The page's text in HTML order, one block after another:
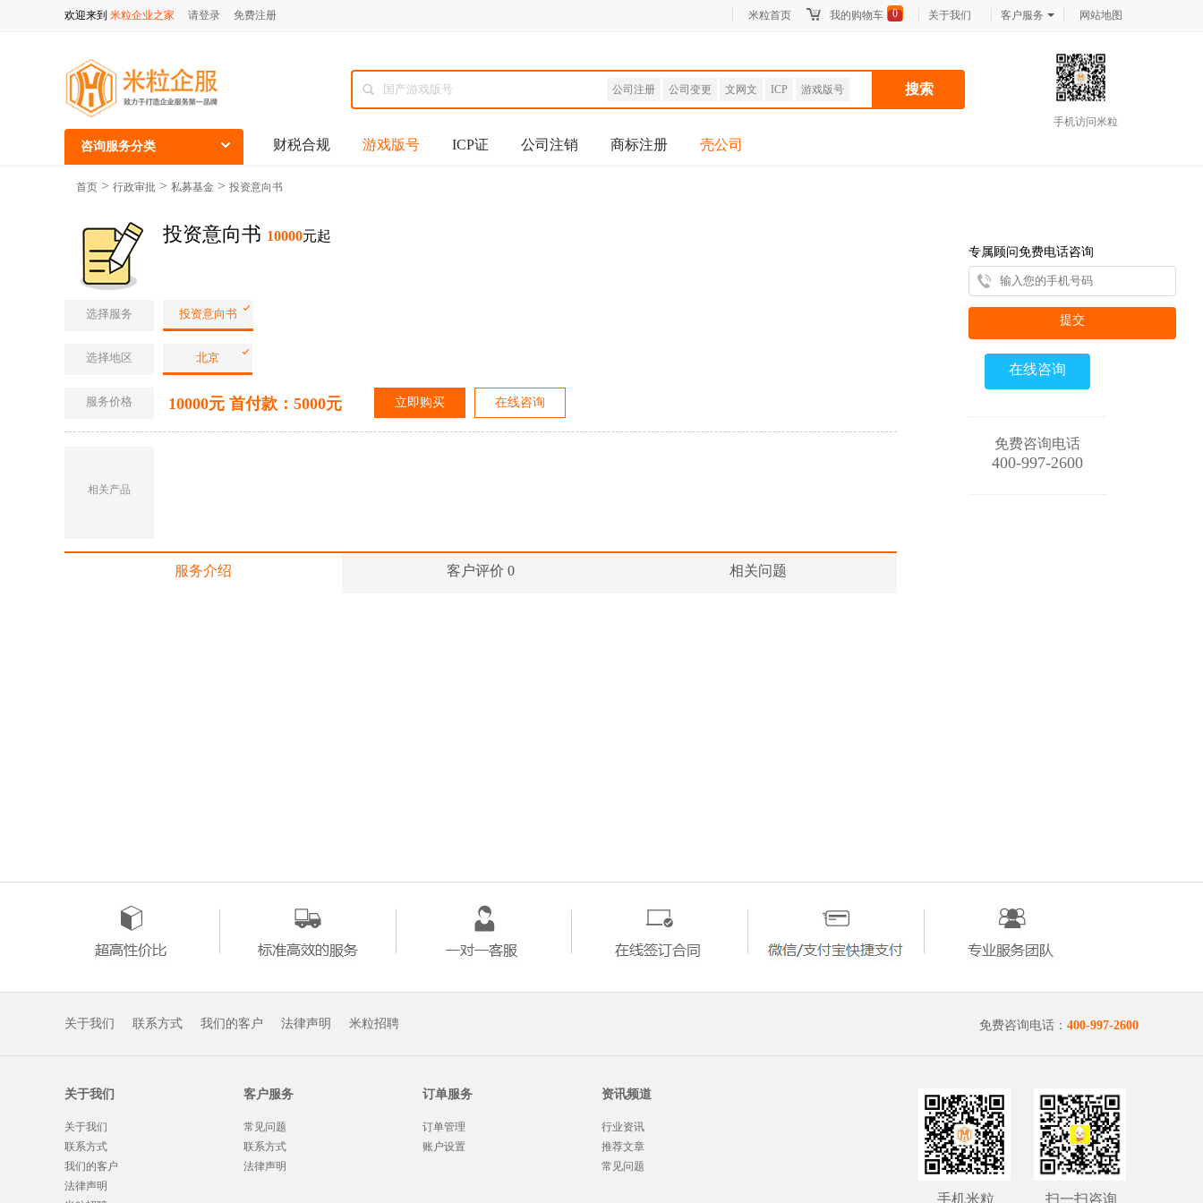
欢迎来到 米粒企业之家 请登录 免费注册 米粒首页 我的购物车 0 关于我们 客户服务 网站地图
公司注册 公司变更 文网文 ICP 游戏版号 搜索
手机访问米粒
咨询服务分类 财税合规 游戏版号 ICP证 公司注销 商标注册 壳公司
首页 > 行政审批 > 私募基金 > 投资意向书
投资意向书 10000元起
选择服务 投资意向书
选择地区 北京
服务价格 10000元 首付款：5000元 立即购买 在线咨询
相关产品
服务介绍 客户评价 0 相关问题
专属顾问免费电话咨询
提交
在线咨询
免费咨询电话
400-997-2600
关于我们 联系方式 我们的客户 法律声明 米粒招聘 免费咨询电话： 400-997-2600
关于我们
关于我们
联系方式
我们的客户
法律声明
客户服务
常见问题
联系方式
法律声明
订单服务
订单管理
账户设置
资讯频道
行业资讯
推荐文章
常见问题
手机米粒 扫一扫咨询